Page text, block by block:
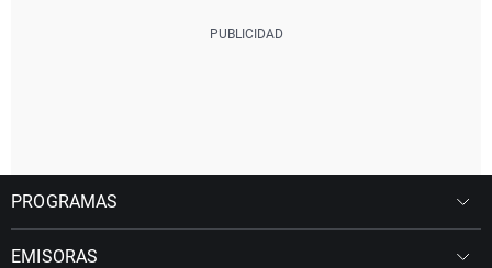
PROGRAMAS
EMISORAS